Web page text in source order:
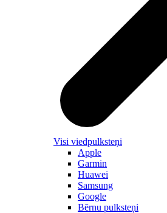
Visi viedpulksteņi
Apple
Garmin
Huawei
Samsung
Google
Bērnu pulksteņi